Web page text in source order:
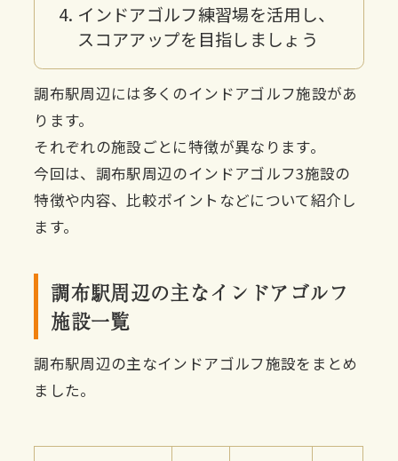
インドアゴルフ練習場を活用し、
スコアアップを目指しましょう
調布駅周辺には多くのインドアゴルフ施設があ
ります。
それぞれの施設ごとに特徴が異なります。
今回は、調布駅周辺のインドアゴルフ3施設の
特徴や内容、比較ポイントなどについて紹介し
ます。
調布駅周辺の主なインドアゴルフ
施設一覧
調布駅周辺の主なインドアゴルフ施設をまとめ
ました。